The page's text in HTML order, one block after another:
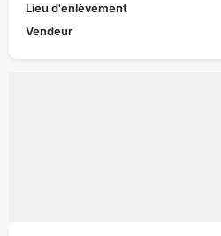
Lieu d'enlèvement
Vendeur